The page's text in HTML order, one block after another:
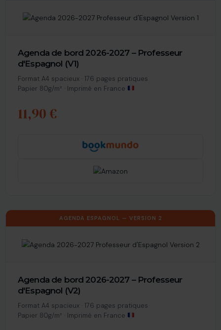
Agenda de bord 2026-2027 – Professeur
d'Espagnol (V1)
Format A4 spacieux · 176 pages pratiques
Papier 80g/m² · Imprimé en France
11,90 €
AGENDA ESPAGNOL — VERSION 2
Agenda de bord 2026-2027 – Professeur
d'Espagnol (V2)
Format A4 spacieux · 176 pages pratiques
Papier 80g/m² · Imprimé en France